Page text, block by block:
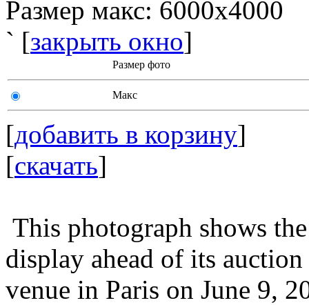
Размер макс: 6000x4000
` [закрыть окно]
Размер фото
Макс
[добавить в корзину]
[скачать]
This photograph shows
display ahead of its
venue in Paris on June 9,